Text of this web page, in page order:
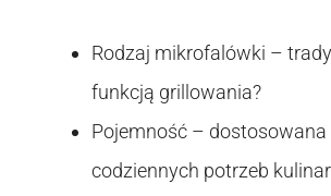
Rodzaj mikrofalówki –
funkcją grillowania?
Pojemność – dostosowana
codziennych potrzeb